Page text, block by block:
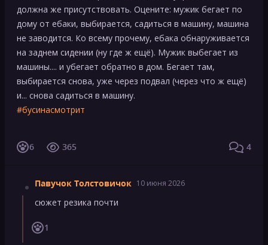
должна же присутствовать. Оцените: мужик бегает по
дому от ебаки, выбирается, садиться в машину, машина
не заводится. Ко всему прочему, ебака обнаруживается
на заднем сидении (ну где ж ещё). Мужик выбегает из
машины.... и убегает обратно в дом. Бегает там,
выбирается снова, уже через подвал (через что ж ещё)
и... снова садиться в машину.
#бусинасмотрит
6 365 4
Павучок Толстовичок 10 июня 2026
сюжет резика почти
1